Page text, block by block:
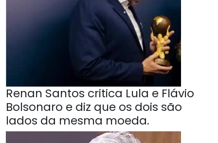
Renan Santos critica Lula e Flávio
Bolsonaro e diz que os dois são
lados da mesma moeda.